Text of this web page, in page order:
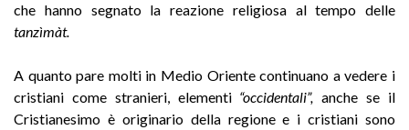
che hanno segnato la reazione religiosa al tempo delle
tanzìmàt.
A quanto pare molti in Medio Oriente continuano a vedere i
cristiani come stranieri, elementi “occidentali”,anche se il
Cristianesimo è originario della regione e i cristiani sono